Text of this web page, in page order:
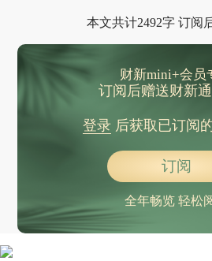
本文共计2492字 订阅
财新mini+会员
订阅后赠送财新
登录后获取已订阅
订阅
全年畅览 轻松